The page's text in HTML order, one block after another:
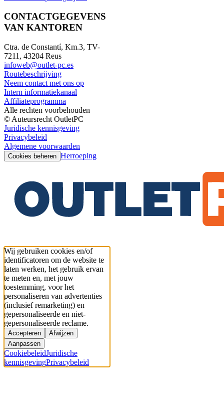
CONTACTGEGEVENS
VAN KANTOREN
Ctra. de Constantí, Km.3, TV-
7211, 43204 Reus
infoweb@outlet-pc.es
Routebeschrijving
Neem contact met ons op
Intern informatiekanaal
Affiliateprogramma
Alle rechten voorbehouden
© Auteursrecht OutletPC
Juridische kennisgeving
Privacybeleid
Algemene voorwaarden
Cookies beheren Herroeping
Wij gebruiken cookies en/of
identificatoren om de website te
laten werken, het gebruik ervan
te meten en, met jouw
toestemming, voor het
personaliseren van advertenties
(inclusief remarketing) en
gepersonaliseerde en niet-
gepersonaliseerde reclame.
Accepteren
Afwijzen
Aanpassen
CookiebeleidJuridische
kennisgevingPrivacybeleid